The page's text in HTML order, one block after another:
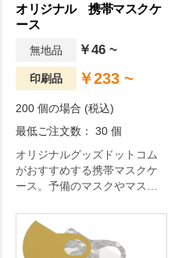
オリジナル 携帯マスクケ
ース
無地品 ￥46 ~
印刷品 ￥233 ~
200 個の場合 (税込)
最低ご注文数： 30 個
オリジナルグッズドットコム
がおすすめする携帯マスクケ
ース。予備のマスクやマスク
日々の生活をちょっぴり豊か
にするアイテムです。